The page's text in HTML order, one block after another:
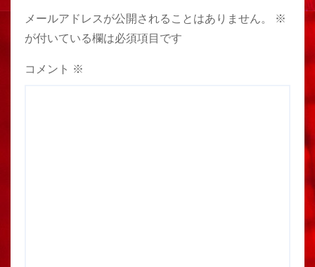
メールアドレスが公開されることはありません。
※
が付いている欄は必須項目です
コメント ※